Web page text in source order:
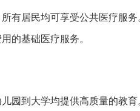
有居民均可享受公共医疗服
的基础医疗服务。
园到大学均提供高质量的教